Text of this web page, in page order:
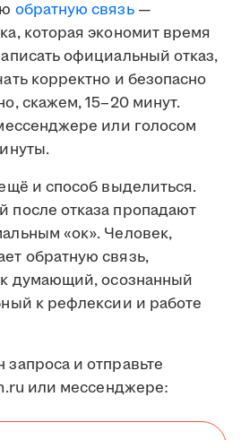
обратную связь—
которая экономит время
официальный отказ,
корректно и безопасно
скажем, 15–20 минут.
или голосом
и способ выделиться.
после отказа пропадают
«ок». Человек,
обратную связь,
думающий, осознанный
к рефлексии и работе
и отправьте
или мессенджере: